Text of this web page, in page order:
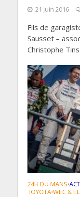
21 juin 2016
Fils de
Sausset –
Christophe
24H DU MANS•
TOYOTA•WEC &